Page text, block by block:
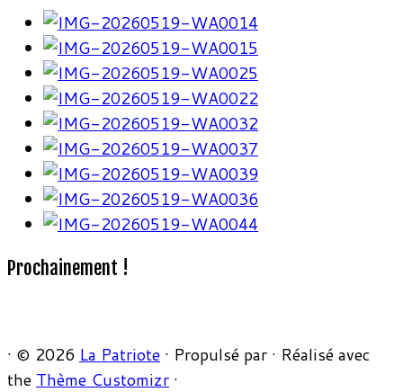
Prochainement !
· © 2026 La Patriote · Propulsé par · Réalisé avec
the Thème Customizr ·